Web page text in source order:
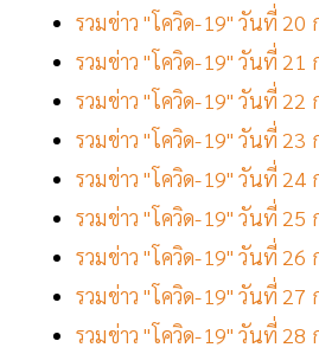
รวมข่าว "โควิด-19" วันที่ 20
รวมข่าว "โควิด-19" วันที่ 21
รวมข่าว "โควิด-19" วันที่ 22
รวมข่าว "โควิด-19" วันที่ 23
รวมข่าว "โควิด-19" วันที่ 24
รวมข่าว "โควิด-19" วันที่ 25
รวมข่าว "โควิด-19" วันที่ 26
รวมข่าว "โควิด-19" วันที่ 27
รวมข่าว "โควิด-19" วันที่ 28